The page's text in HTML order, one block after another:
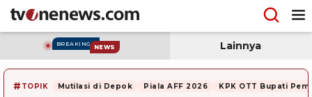
BREAKING NEWS Lainnya
# TOPIK Mutilasi di Depok Piala AFF 2026 KPK OTT Bupati